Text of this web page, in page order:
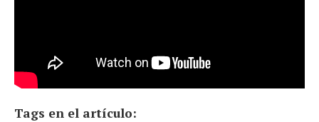
Tags en el artículo: